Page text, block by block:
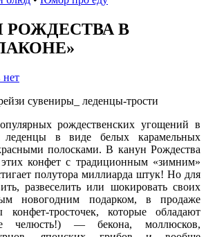
РОЖДЕСТВА В
нет
рождественских угощений в
леденцы в виде белых карамельных
полосками. В канун Рождества
конфет с традиционным «зимним»
полутора миллиарда штук! Но для
развеселить или шокировать своих
новогодним подарком, в продаже
конфет-тросточек, которые обладают
челюсть!) — бекона, моллюсков,